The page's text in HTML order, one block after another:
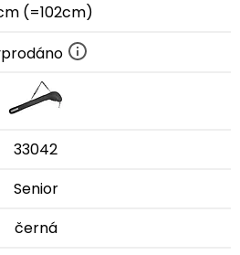
(=102cm)
33042
Senior
černá